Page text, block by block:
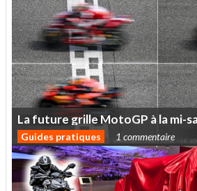
Lafuturegrille MotoGP àlami-
Guides pratiques 1 commentaire